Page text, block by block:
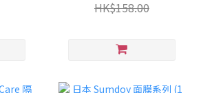
HK$158.00